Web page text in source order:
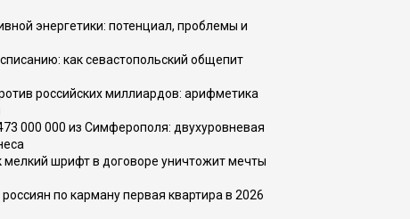
энергетики: потенциал, проблемы и
как севастопольский общепит
российских миллиардов: арифметика
000 000 из Симферополя: двухуровневая
мелкий шрифт в договоре уничтожит мечты
по карману первая квартира в 2026